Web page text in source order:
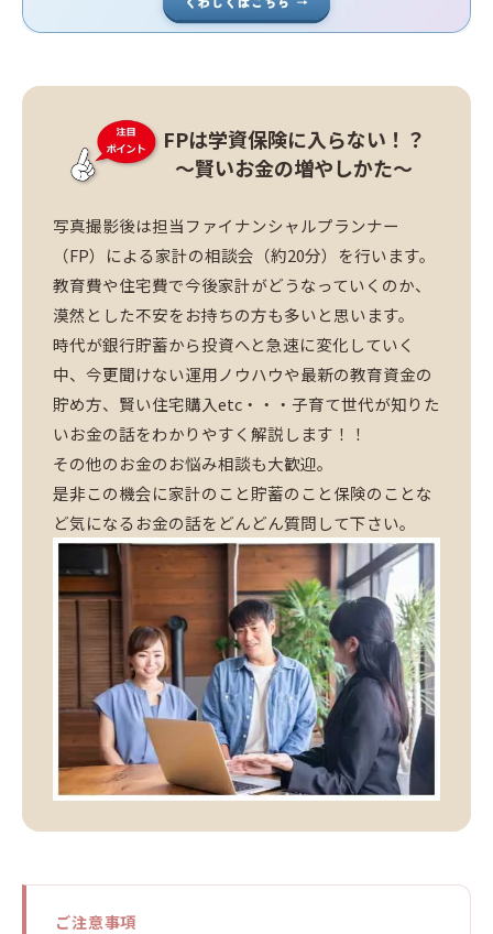
FPは学資保険に入らない！？
～賢いお金の増やしかた～
写真撮影後は担当ファイナンシャルプランナー
（FP）による家計の相談会（約20分）を行います。
教育費や住宅費で今後家計がどうなっていくのか、
漠然とした不安をお持ちの方も多いと思います。
時代が銀行貯蓄から投資へと急速に変化していく
中、今更聞けない運用ノウハウや最新の教育資金の
貯め方、賢い住宅購入etc・・・子育て世代が知りた
いお金の話をわかりやすく解説します！！
その他のお金のお悩み相談も大歓迎。
是非この機会に家計のこと貯蓄のこと保険のことな
ど気になるお金の話をどんどん質問して下さい。
ご注意事項